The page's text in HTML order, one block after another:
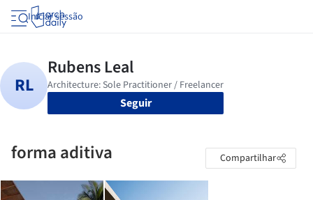
Iniciar sessão
Seguir
forma aditiva Compartilhar